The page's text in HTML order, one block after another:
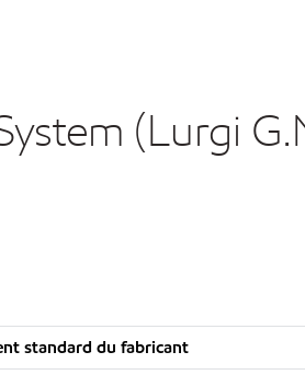
(Lurgi
standard du fabricant